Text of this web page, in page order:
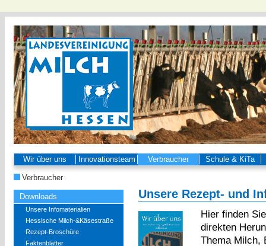
Wir über uns Innovationsteam Verbraucher Schule & KiTa
Verbraucher
Downloads
Unsere Infomaterialien
Hessische Milch-&Käsestraße
Rezept-Broschüre
Faktenblätter
Unsere Rezept- und
Hier finden
direkten
Thema Milch,